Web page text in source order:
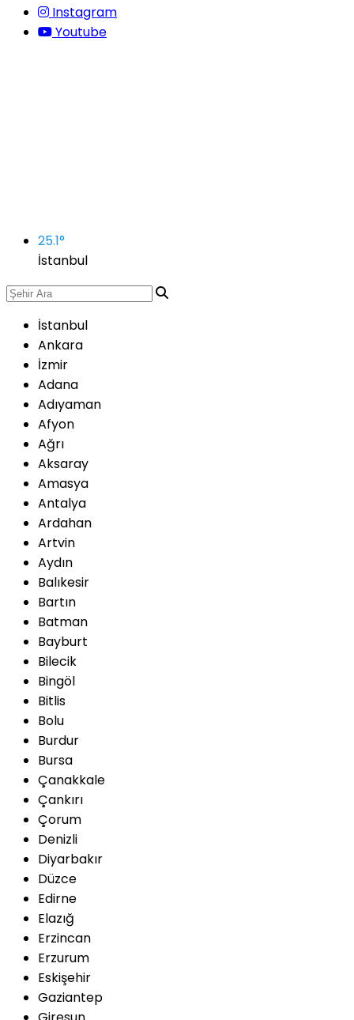
Instagram
Youtube
25.1°
İstanbul
İstanbul
Ankara
İzmir
Adana
Adıyaman
Afyon
Ağrı
Aksaray
Amasya
Antalya
Ardahan
Artvin
Aydın
Balıkesir
Bartın
Batman
Bayburt
Bilecik
Bingöl
Bitlis
Bolu
Burdur
Bursa
Çanakkale
Çankırı
Çorum
Denizli
Diyarbakır
Düzce
Edirne
Elazığ
Erzincan
Erzurum
Eskişehir
Gaziantep